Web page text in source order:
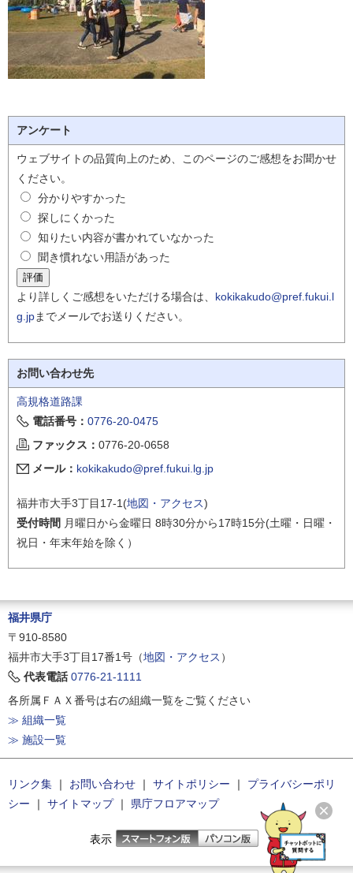
アンケート
ウェブサイトの品質向上のため、このページのご感想をお聞かせ
ください。
分かりやすかった
探しにくかった
知りたい内容が書かれていなかった
聞き慣れない用語があった
より詳しくご感想をいただける場合は、 kokikakudo@pref.fukui.l
g.jpまでメールでお送りください。
お問い合わせ先
高規格道路課
電話番号： 0776-20-0475
ファックス： 0776-20-0658
メール： kokikakudo@pref.fukui.lg.jp
福井市大手3丁目17-1(地図・アクセス)
受付時間 月曜日から金曜日 8時30分から17時15分(土曜・日曜・
祝日・年末年始を除く）
福井県庁
〒910-8580
福井市大手3丁目17番1号（地図・アクセス ）
代表電話 0776-21-1111
各所属ＦＡＸ番号は右の組織一覧をご覧ください
≫ 組織一覧
≫ 施設一覧
リンク集 ｜ お問い合わせ ｜ サイトポリシー ｜
プライバシーポリ
シー ｜ サイトマップ｜ 県庁フロアマップ
表示